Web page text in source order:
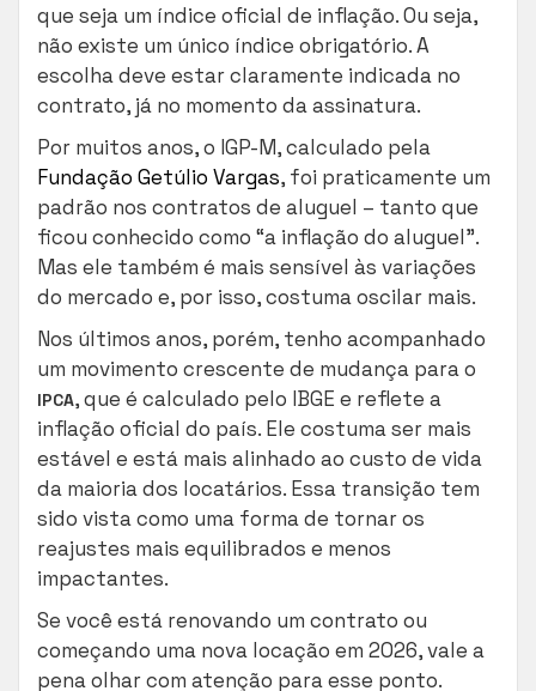
que seja um índice oficial de inflação. Ou seja,
não existe um único índice obrigatório. A
escolha deve estar claramente indicada no
contrato, já no momento da assinatura.
Por muitos anos, o IGP-M, calculado pela
Fundação Getúlio Vargas, foi praticamente um
padrão nos contratos de aluguel – tanto que
ficou conhecido como “a inflação do aluguel”.
Mas ele também é mais sensível às variações
do mercado e, por isso, costuma oscilar mais.
Nos últimos anos, porém, tenho acompanhado
um movimento crescente de mudança para o
IPCA, que é calculado pelo IBGE e reflete a
inflação oficial do país. Ele costuma ser mais
estável e está mais alinhado ao custo de vida
da maioria dos locatários. Essa transição tem
sido vista como uma forma de tornar os
reajustes mais equilibrados e menos
impactantes.
Se você está renovando um contrato ou
começando uma nova locação em 2026, vale a
pena olhar com atenção para esse ponto.